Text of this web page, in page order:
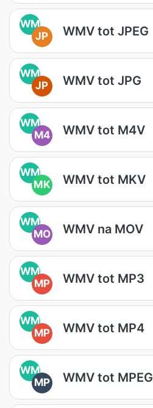
WM
JP
WMV tot JPEG
WM
JP
WMV tot JPG
WM
M4
WMV tot M4V
WM
MK
WMV tot MKV
WM
MO
WMV na MOV
WM
MP
WMV tot MP3
WM
MP
WMV tot MP4
WM
MP
WMV tot MPEG